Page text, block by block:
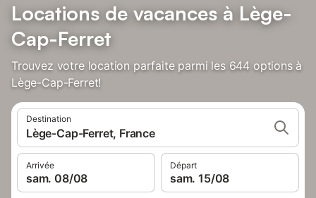
Locations de vacances à Lège-
Cap-Ferret
Trouvez votre location parfaite parmi les 644 options à
Lège-Cap-Ferret!
Destination
Lège-Cap-Ferret, France
Arrivée
sam. 08/08
Départ
sam. 15/08